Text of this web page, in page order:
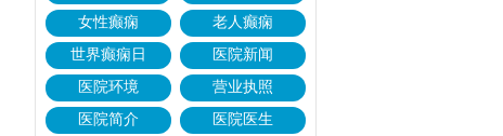
女性癫痫
老人癫痫
世界癫痫日
医院新闻
医院环境
营业执照
医院简介
医院医生